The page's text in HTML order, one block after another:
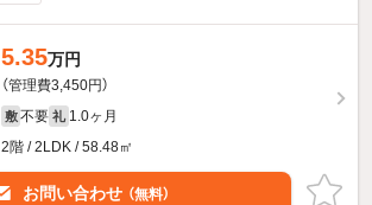
5.35万円
（管理費3,450円）
敷 不要 礼 1.0ヶ月
2階 / 2LDK / 58.48㎡
お問い合わせ （無料）